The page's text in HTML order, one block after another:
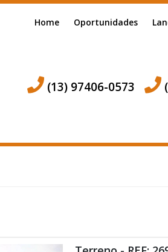
Home Oportunidades
(13) 97406-0573